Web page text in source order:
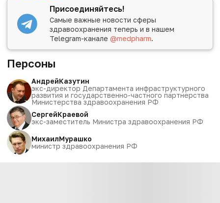
Присоединяйтесь!
Самые важные новости сферы
здравоохранения теперь и в нашем
Telegram-канале@medpharm.
Персоны
АндрейКазутин
экс-директор Департамента инфраструктурного
развития и государственно-частного партнерства
Министерства здравоохранения РФ
СергейКраевой
экс-заместитель Министра здравоохранения РФ
МихаилМурашко
министр здравоохранения РФ